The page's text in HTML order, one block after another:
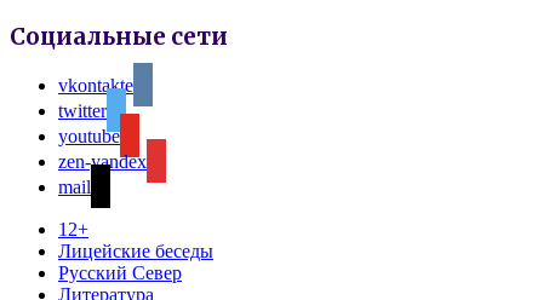
Социальные сети
vkontakte
twitter
youtube
zen-yandex
mail
12+
Лицейские беседы
Русский Север
Литература